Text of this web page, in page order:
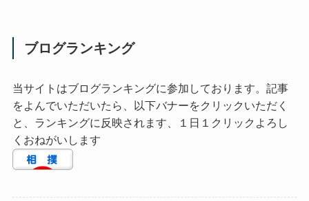
ブログランキング
当サイトはブログランキングに参加しております。記事
をよんでいただいたら、以下バナーをクリックいただく
と、ランキングに反映されます、１日１クリックよろし
くおねがいします